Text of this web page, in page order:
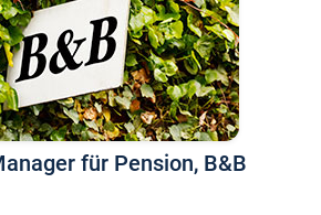
für Pension, B&B